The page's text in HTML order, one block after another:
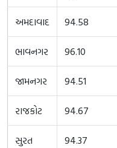
અમદાવાદ 94.58
ભાવનગર 96.10
જામનગર 94.51
રાજકોટ 94.67
સુરત 94.37